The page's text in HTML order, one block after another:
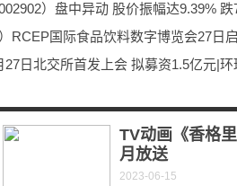
）盘中异动 股价振幅达9.39%
RCEP国际食品饮料数字博览会27日
27日北交所首发上会 拟募资1.5亿元|环
TV动画《香格
月放送
2023-06-15